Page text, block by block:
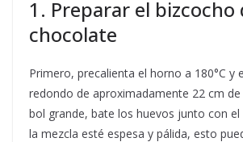
1. Preparar el bizcocho
chocolate
Primero, precalienta el horno a 180°C y
redondo de aproximadamente 22 cm
bol grande, bate los huevos junto con el
la mezcla esté espesa y pálida, esto